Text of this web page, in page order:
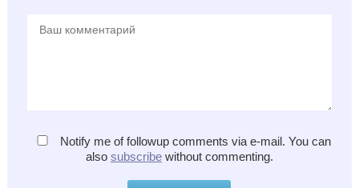
Notify me of followup comments via e-mail. You can
also subscribewithout commenting.